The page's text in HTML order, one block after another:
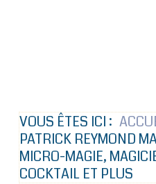
VOUS ÊTES ICI :
PATRICK REYMOND
MICRO-MAGIE,
COCKTAIL ET PLUS